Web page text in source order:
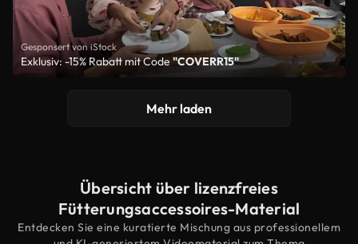
Gesponsert von iStock
Exklusiv: -15% Rabatt mit Code"COVERR15"
Mehr laden
Übersicht über lizenzfreies
Fütterungsaccessoires-Material
Entdecken Sie eine kuratierte Mischung aus professionellem